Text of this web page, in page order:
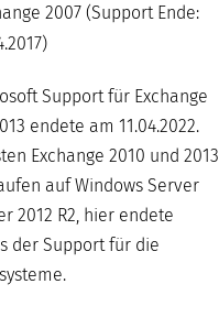
2007 (Support Ende:
Support für Exchange
endete am 11.04.2022.
Exchange 2010 und 2013
auf Windows Server
2012 R2, hier endete
der Support für die